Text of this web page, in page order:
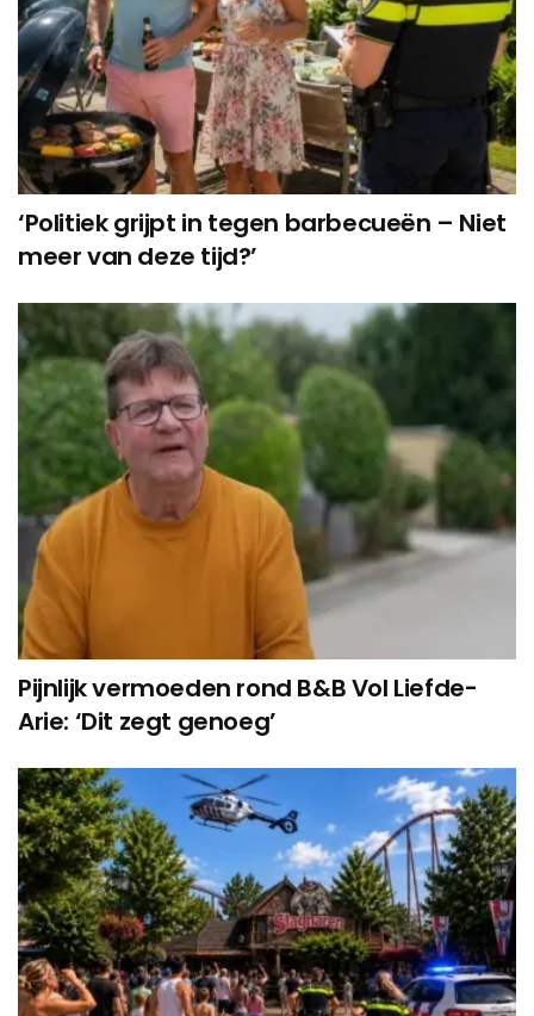
‘Politiek grijpt in tegen barbecueën – Niet
meer van deze tijd?’
Pijnlijk vermoeden rond B&B Vol Liefde-
Arie: ‘Dit zegt genoeg’